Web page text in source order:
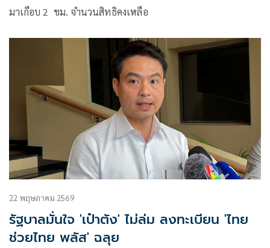
มาเกือบ 2 ชม. จำนวนสิทธิคงเหลือ
22 พฤษภาคม 2569
รัฐบาลมั่นใจ 'เป๋าตัง' ไม่ล่ม ลงทะเบียน 'ไทย
ช่วยไทย พลัส' ฉลุย